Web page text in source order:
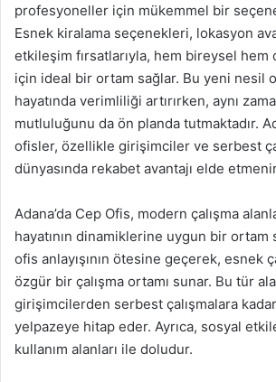
profesyoneller için mükemmel bir
Esnek kiralama seçenekleri, lokasyon
etkileşim fırsatlarıyla, hem bireysel hem
için ideal bir ortam sağlar. Bu yeni nesil
hayatında verimliliği artırırken, aynı
mutluluğunu da ön planda tutmaktadır.
ofisler, özellikle girişimciler ve serbest
dünyasında rekabet avantajı elde
Adana’da Cep Ofis, modern çalışma
hayatının dinamiklerine uygun bir ortam
ofis anlayışının ötesine geçerek, esnek
özgür bir çalışma ortamı sunar. Bu tür
girişimcilerden serbest çalışmalara
yelpazeye hitap eder. Ayrıca, sosyal
kullanım alanları ile doludur.